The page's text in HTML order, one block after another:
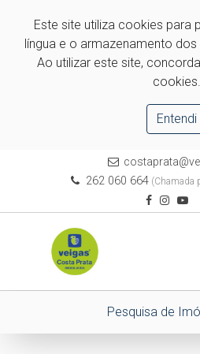
Este site utiliza cookies para
língua e o armazenamento
Ao utilizar este site,
cookies.
Entendi
262 060 664(Chamada
Pesquisa de